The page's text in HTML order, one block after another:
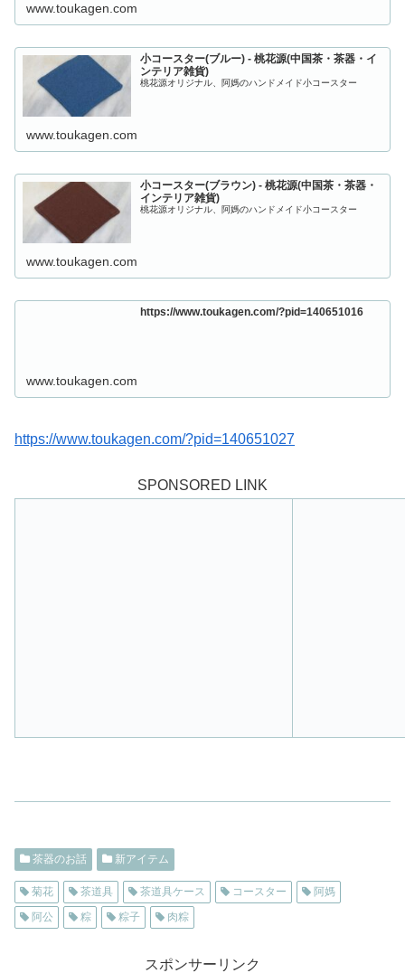
www.toukagen.com
小コースター(ブルー) - 桃花源(中国茶・茶器・イ
ンテリア雑貨)
桃花源オリジナル、阿媽のハンドメイド小コースター
www.toukagen.com
小コースター(ブラウン) - 桃花源(中国茶・茶器・
インテリア雑貨)
桃花源オリジナル、阿媽のハンドメイド小コースター
www.toukagen.com
https://www.toukagen.com/?pid=140651016
www.toukagen.com
https://www.toukagen.com/?pid=140651027
SPONSORED LINK
茶器のお話 新アイテム
菊花 茶道具 茶道具ケース コースター
阿媽
阿公
粽 粽子 肉粽
スポンサーリンク